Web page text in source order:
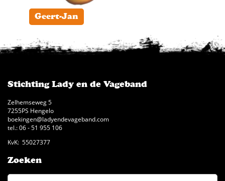
Geert-Jan
Stichting Lady en de Vageband
Zelhemseweg 5
7255PS Hengelo
boekingen@ladyendevageband.com
tel.: 06 - 51 955 106
KvK: 55027377
Zoeken